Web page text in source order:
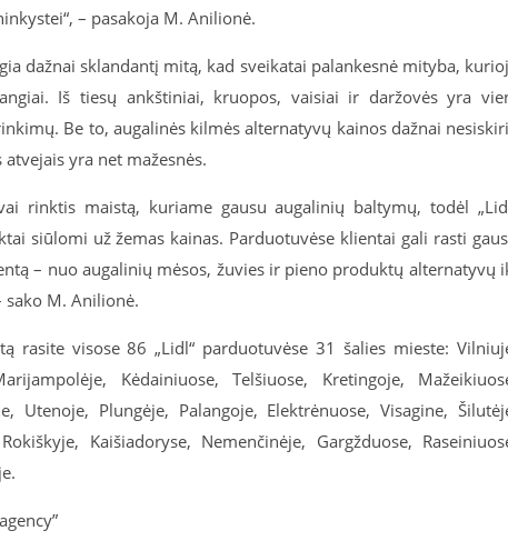
– pasakoja M. Anilionė.
dažnai sklandantį mitą, kad sveikatai palankesnė mityba,
Iš tiesų ankštiniai, kruopos, vaisiai ir daržovės yra
Be to, augalinės kilmės alternatyvų kainos dažnai
yra net mažesnės.
rinktis maistą, kuriame gausu augalinių baltymų, todėl
siūlomi už žemas kainas. Parduotuvėse klientai gali rasti
– nuo augalinių mėsos, žuvies ir pieno produktų alternatyvų
sako M. Anilionė.
rasite visose 86 „Lidl“ parduotuvėse 31 šalies mieste:
Kėdainiuose, Telšiuose, Kretingoje,
Utenoje, Plungėje, Palangoje, Elektrėnuose, Visagine,
Kaišiadoryse, Nemenčinėje, Gargžduose,